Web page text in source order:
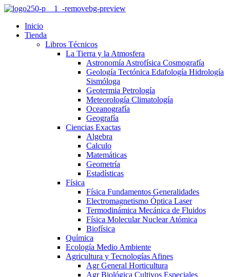
Inicio
Tienda
Libros Técnicos
La Tierra y la Atmosfera
Astronomía Astrofísica Cosmografía
Geología Tectónica Edafología Hidrología
Sismóloga
Geotermia Petrología
Meteorología Climatología
Oceanografía
Geografía
Ciencias Exactas
Algebra
Calculo
Matemáticas
Geometría
Estadísticas
Física
Física Fundamentos Generalidades
Electromagnetismo Óptica Laser
Termodinámica Mecánica de Fluidos
Física Molecular Nuclear Atómica
Biofísica
Química
Ecología Medio Ambiente
Agricultura y Tecnologías Afines
Agr General Horticultura
Agr Biológica Cultivos Especiales